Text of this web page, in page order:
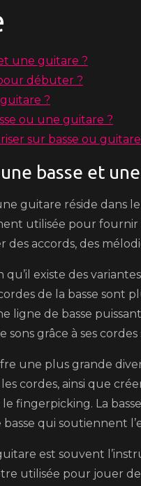
une guitare ?
débuter ?
?
ou une guitare ?
sur basse ou
basse et
guitare réside dans
utilisée pour
accords, des
existe des
de la basse sont
ligne de basse
grâce à ses
une plus grande
cordes, ainsi que
fingerpicking. La
qui soutiennent
est souvent
utilisée pour jouer